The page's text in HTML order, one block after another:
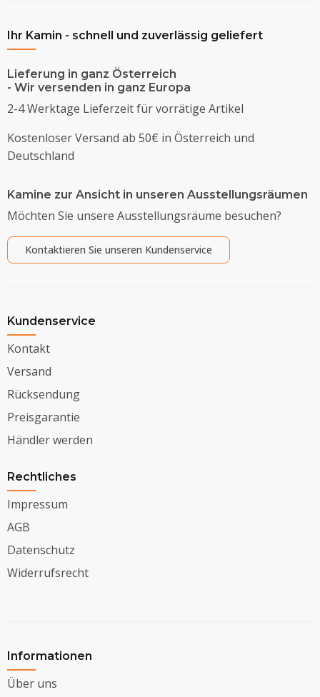
Ihr Kamin - schnell und zuverlässig geliefert
Lieferung in ganz Österreich
- Wir versenden in ganz Europa
2-4 Werktage Lieferzeit für vorrätige Artikel
Kostenloser Versand ab 50€ in Österreich und
Deutschland
Kamine zur Ansicht in unseren Ausstellungsräumen
Möchten Sie unsere Ausstellungsräume besuchen?
Kontaktieren Sie unseren Kundenservice
Kundenservice
Kontakt
Versand
Rücksendung
Preisgarantie
Händler werden
Rechtliches
Impressum
AGB
Datenschutz
Widerrufsrecht
Informationen
Über uns